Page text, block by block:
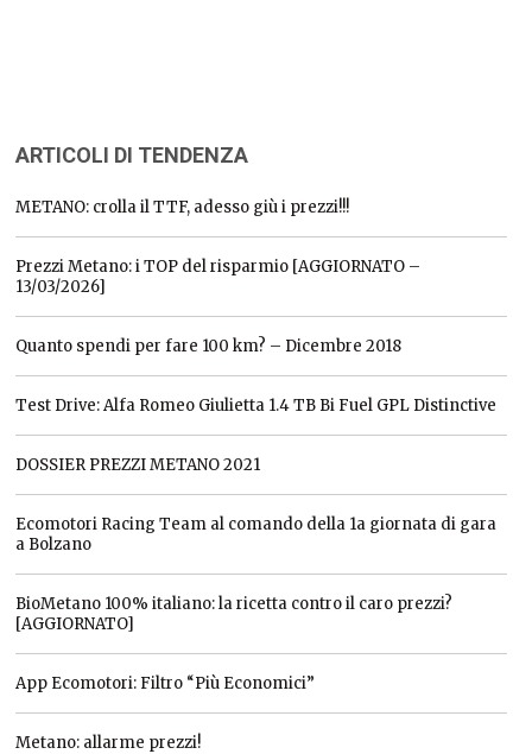
ARTICOLI DI TENDENZA
METANO: crolla il TTF, adesso giù i prezzi!!!
Prezzi Metano: i TOP del risparmio [AGGIORNATO –
13/03/2026]
Quanto spendi per fare 100 km? – Dicembre 2018
Test Drive: Alfa Romeo Giulietta 1.4 TB Bi Fuel GPL Distinctive
DOSSIER PREZZI METANO 2021
Ecomotori Racing Team al comando della 1a giornata di gara
a Bolzano
BioMetano 100% italiano: la ricetta contro il caro prezzi?
[AGGIORNATO]
App Ecomotori: Filtro “Più Economici”
Metano: allarme prezzi!